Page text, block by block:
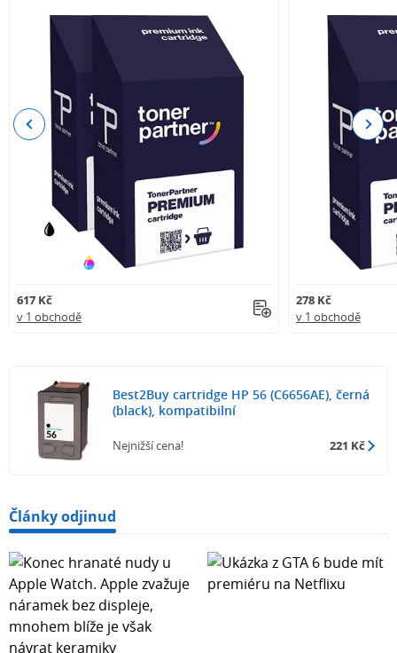
617 Kč
v 1 obchodě
278 Kč
v 1 obchodě
Previous Next
Best2Buy cartridge HP 56 (C6656AE), černá
(black), kompatibilní
Nejnižší cena! 221 Kč
Články odjinud